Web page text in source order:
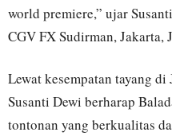
world premiere,” ujar
CGV FX Sudirman, Jakarta,
Lewat kesempatan tayang
Susanti Dewi berharap
tontonan yang berkualitas